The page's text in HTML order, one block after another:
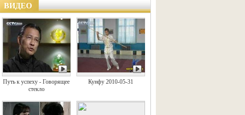
ВИДЕО
Путь к успеху - Говорящее
стекло
Кунфу 2010-05-31